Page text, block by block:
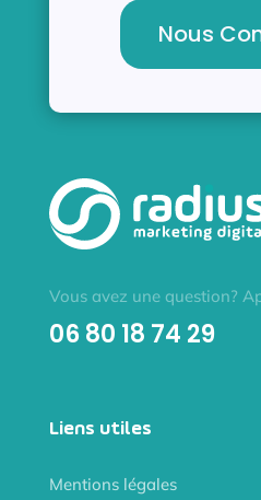
Nous
Vous avez une question?
06 80 18 74 29
Liens utiles
Mentions légales